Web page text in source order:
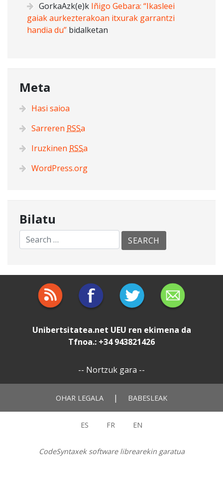
GorkaAzk(e)k Iñigo Gebara: “Ikasleei
gaiak aurkezterakoan itxurak garrantzi
handia du” bidalketan
Meta
Hasi saioa
Sarreren RSSa
Iruzkinen RSSa
WordPress.org
Bilatu
Unibertsitatea.net UEU ren ekimena da
Tfnoa.: +34 943821426
-- Nortzuk gara --
OHAR LEGALA | BABESLEAK
ES FR EN
CodeSyntaxek software librearekin garatua